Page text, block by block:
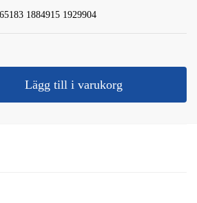
1884915 1929904
Lägg till i varukorg